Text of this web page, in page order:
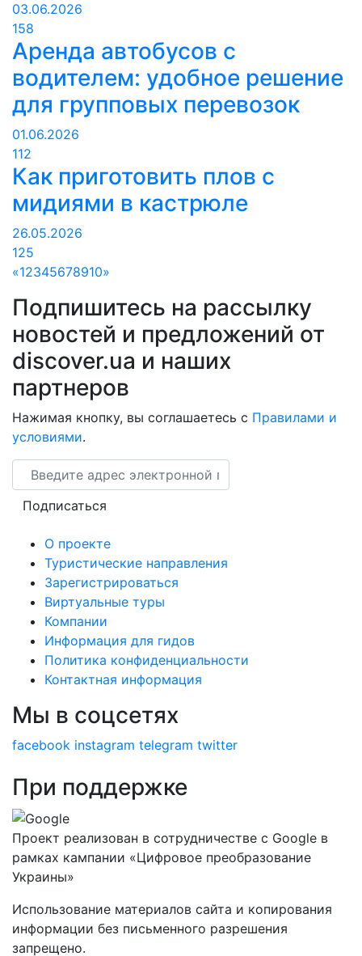
03.06.2026
158
Аренда автобусов с
водителем: удобное решение
для групповых перевозок
01.06.2026
112
Как приготовить плов с
мидиями в кастрюле
26.05.2026
125
«12345678910»
Подпишитесь на рассылку
новостей и предложений от
discover.ua и наших
партнеров
Нажимая кнопку, вы соглашаетесь с Правилами и
условиями.
Email
Подписаться
О проекте
Туристические направления
Зарегистрироваться
Виртуальные туры
Компании
Информация для гидов
Политика конфиденциальности
Контактная информация
Мы в соцсетях
facebook instagram telegram twitter
При поддержке
Проект реализован в сотрудничестве с Google в
рамках кампании «Цифровое преобразование
Украины»
Использование материалов сайта и копирования
информации без письменного разрешения
запрещено.